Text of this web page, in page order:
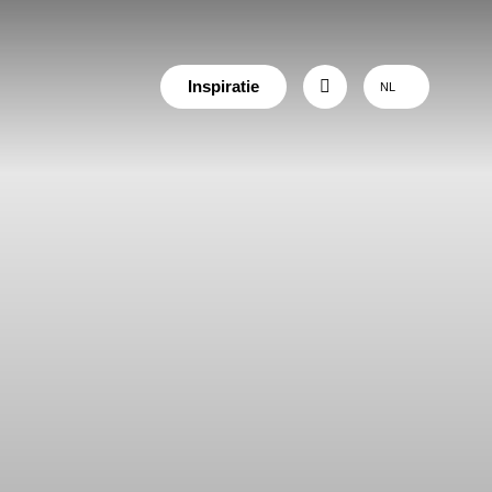
Inspiratie NL